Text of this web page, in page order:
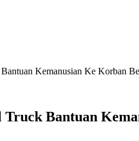
Kemanusian Ke Korban
Bantuan